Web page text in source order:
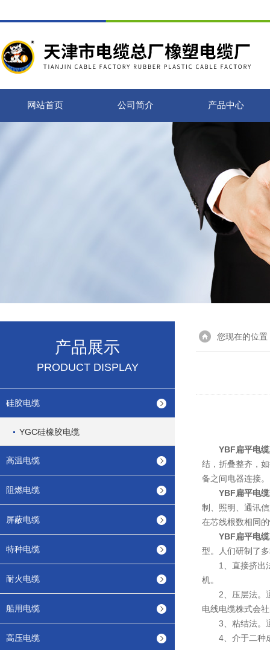
网站首页 公司简介 产品中心
产品展示
PRODUCT DISPLAY
硅胶电缆
YGC硅橡胶电缆
高温电缆
阻燃电缆
屏蔽电缆
特种电缆
耐火电缆
船用电缆
高压电缆
您现在的位置
YBF扁平电缆
结，折叠整齐，
备之间电器连接。
YBF扁平电缆
制、照明、通讯
在芯线根数相同
YBF扁平电缆
型。人们研制了
1、直接挤出法
机。
2、压层法。通
电线电缆株式会
3、粘结法。通
4、介于二种成